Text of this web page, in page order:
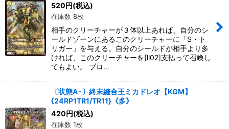
520円(税込)
在庫数 8枚
相手のクリーチャーが３体以上あれば、自分のシ
ールドゾーンにあるこのクリーチャーに「S・ト
リガー」を与える。自分のシールドが相手より多
ければ、このクリーチャーを[ll02]支払って召喚し
てもよい。 ブロ…
〔状態A-〕終末縫合王ミカドレオ【KGM】
{24RP1TR1/TR11}《多》
420円(税込)
在庫数 1枚